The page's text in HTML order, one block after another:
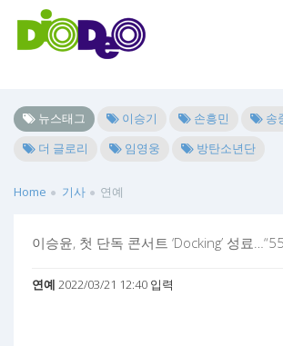
뉴스태그 이승기 손흥민
송
더 글로리
임영웅 방탄소년단
Home 기사 연예
이승윤, 첫 단독 콘서트 ‘Docking’ 성료
연예 2022/03/21 12:40 입력